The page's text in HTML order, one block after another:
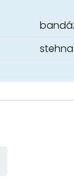
stehna